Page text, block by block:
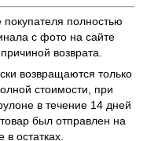
покупателя полностью
с фото на сайте
возврата.
возвращаются только
стоимости, при
в течение 14 дней
был отправлен на
остатках.